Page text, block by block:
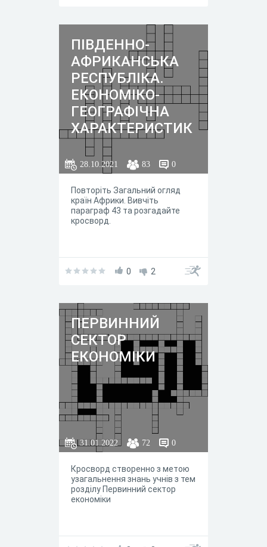
ПІВДЕННО-
АФРИКАНСЬКА
РЕСПУБЛІКА.
ЕКОНОМІКО-
ГЕОГРАФІЧНА
ХАРАКТЕРИСТИК
28.10.2021 83 0
Повторіть Загальний огляд
країн Африки. Вивчіть
параграф 43 та розгадайте
кросворд.
0 2
ПЕРВИННИЙ
СЕКТОР
ЕКОНОМІКИ
31.01.2022 72 0
Кросворд створенно з метою
узагальнення знань учнів з тем
розділу Первинний сектор
економіки